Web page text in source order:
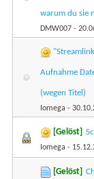
warum du sie
DMW007 -
Aufnahme
(wegen Titel)
Iomega -
[Gelöst]
Iomega -
[Gelöst]